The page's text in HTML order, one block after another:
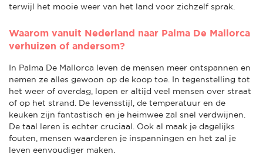
terwijl het mooie weer van het land voor zichzelf sprak.
Waarom vanuit Nederland naar Palma De Mallorca
verhuizen of andersom?
In Palma De Mallorca leven de mensen meer ontspannen en
nemen ze alles gewoon op de koop toe. In tegenstelling tot
het weer of overdag, lopen er altijd veel mensen over straat
of op het strand. De levensstijl, de temperatuur en de
keuken zijn fantastisch en je heimwee zal snel verdwijnen.
De taal leren is echter cruciaal. Ook al maak je dagelijks
fouten, mensen waarderen je inspanningen en het zal je
leven eenvoudiger maken.